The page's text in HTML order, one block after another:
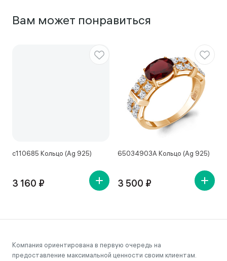
Вам может понравиться
с110685 Кольцо (Ag 925)
3 160 ₽
65034903А Кольцо (Ag 925)
3 500 ₽
Компания ориентирована в первую очередь на
предоставление максимальной ценности своим клиентам.